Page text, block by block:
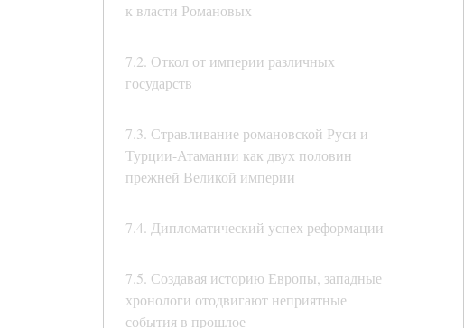
к власти Романовых
7.2. Откол от империи различных
государств
7.3. Стравливание романовской Руси и
Турции-Атамании как двух половин
прежней Великой империи
7.4. Дипломатический успех реформации
7.5. Создавая историю Европы, западные
хронологи отодвигают неприятные
события в прошлое